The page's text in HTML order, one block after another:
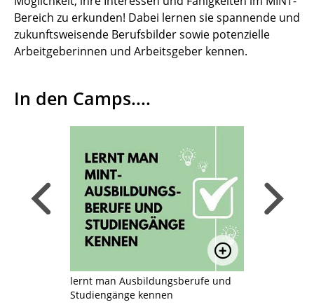
Bereich zu erkunden! Dabei lernen sie spannende und
zukunftsweisende Berufsbilder sowie potenzielle
Arbeitgeberinnen und Arbeitsgeber kennen.
In den Camps....
Zurück, zum vorigen Slide wechseln
Bild vergrößern Bild
lernt man Ausbildungsberufe und
Studiengänge kennen